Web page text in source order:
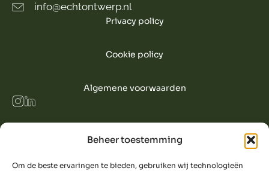
Beheer toestemming
Om de beste ervaringen te bieden, gebruiken wij technologieën
info@echtontwerp.nl
Privacy policy
Cookie policy
Algemene voorwaarden
POWERED BY EXTIN MEDIA